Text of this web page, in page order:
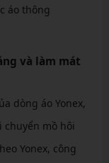
áo thông
và làm mát
dòng áo Yonex,
mồ hôi
Yonex, công